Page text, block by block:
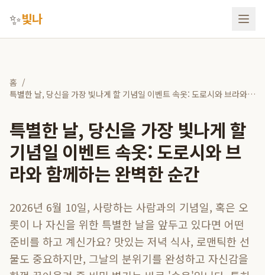
✨빛나
홈 /
특별한 날, 당신을 가장 빛나게 할 기념일 이벤트 속옷: 도로시와 브라와
특별한 날, 당신을 가장 빛나게 할
기념일 이벤트 속옷: 도로시와 브
라와 함께하는 완벽한 순간
2026년 6월 10일, 사랑하는 사람과의 기념일, 혹은 오
롯이 나 자신을 위한 특별한 날을 앞두고 있다면 어떤
준비를 하고 계신가요? 맛있는 저녁 식사, 로맨틱한 선
물도 중요하지만, 그날의 분위기를 완성하고 자신감을